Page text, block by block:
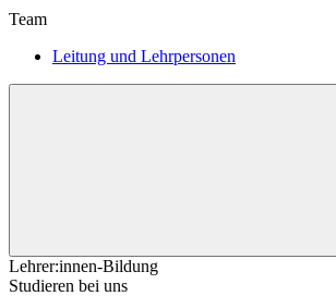
Team
Leitung und Lehrpersonen
Lehrer:innen-Bildung
Studieren bei uns